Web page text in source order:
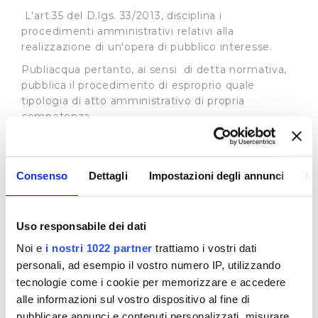
Consenso Dettagli Impostazioni degli annunci
Uso responsabile dei dati
Noi e i nostri 1022 partner trattiamo i vostri dati
personali, ad esempio il vostro numero IP, utilizzando
tecnologie come i cookie per memorizzare e accedere
alle informazioni sul vostro dispositivo al fine di
L'art.35 del D.lgs. 33/2013, disciplina i
procedimenti amministrativi relativi alla
realizzazione di un'opera di pubblico interesse.
Publiacqua pertanto, ai sensi di detta normativa,
pubblica il procedimento di esproprio quale
tipologia di atto amministrativo di propria
competenza.
In base all’art. 22 L.R. 69/2011 l'Autorità Idrica
Toscana può delegare, in tutto o in parte, i propri
poteri espropriativi al gestore del servizio idrico
integrato, nell'ambito della convenzione di
espropriativo. Si rimanda al sito dell’
Toscanaper tutte le informazioni connesse ai
procedimenti in essere.
Procedimenti ad istanza di parte
In merito ai procedimenti di istanza di parte la